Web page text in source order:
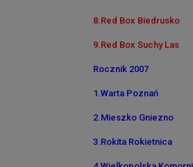
8.Red Box Biedrusko
9.Red Box Suchy Las
Rocznik 2007
1.Warta Poznań
2.Mieszko Gniezno
3.Rokita Rokietnica